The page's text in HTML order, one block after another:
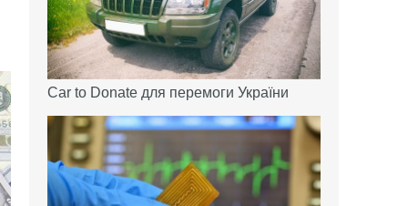
Car to Donate для перемоги України